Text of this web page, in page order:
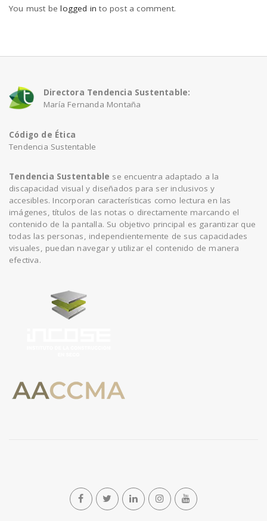
You must belogged in to post a comment.
Directora Tendencia Sustentable:
María Fernanda Montaña
Código de Ética
Tendencia Sustentable
Tendencia Sustentable se encuentra adaptado a la
discapacidad visual y diseñados para ser inclusivos y
accesibles. Incorporan características como lectura en las
imágenes, títulos de las notas o directamente marcando el
contenido de la pantalla. Su objetivo principal es garantizar que
todas las personas, independientemente de sus capacidades
visuales, puedan navegar y utilizar el contenido de manera
efectiva.